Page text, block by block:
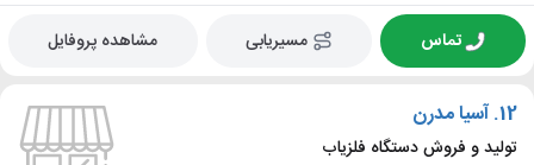
تماس مسیریابی مشاهده پروفایل
12. آسیا مدرن
تولید و فروش دستگاه فلزیاب